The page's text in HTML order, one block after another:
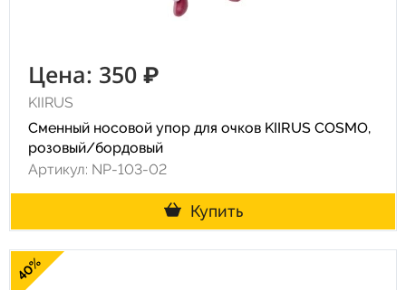
Цена: 350 ₽
KIIRUS
Сменный носовой упор для очков KIIRUS COSMO,
розовый/бордовый
Артикул: NP-103-02
Купить
40%